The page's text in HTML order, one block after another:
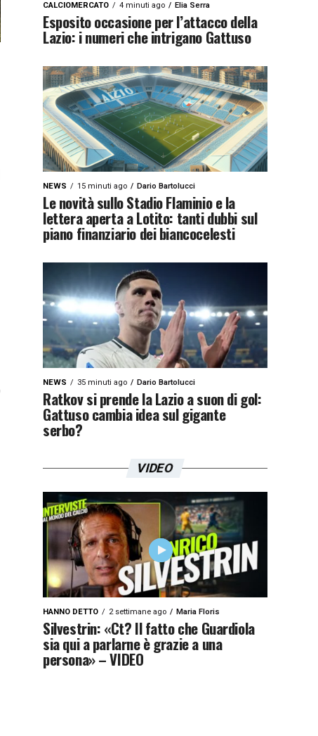
CALCIOMERCATO 4 minuti ago Elia Serra
Esposito occasione per l’attacco della
Lazio: i numeri che intrigano Gattuso
NEWS 15 minuti ago Dario Bartolucci
Le novità sullo Stadio Flaminio e la
lettera aperta a Lotito: tanti dubbi sul
piano finanziario dei biancocelesti
NEWS 35 minuti ago Dario Bartolucci
Ratkov si prende la Lazio a suon di gol:
Gattuso cambia idea sul gigante
serbo?
VIDEO
HANNO DETTO 2 settimane ago Maria Floris
Silvestrin: «Ct? Il fatto che Guardiola
sia qui a parlarne è grazie a una
persona» – VIDEO